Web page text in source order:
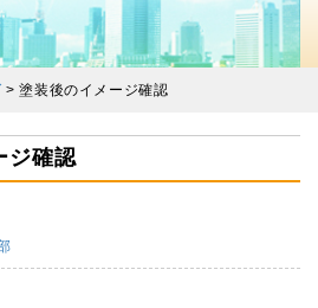
>塗装後のイメージ確認
ジ確認